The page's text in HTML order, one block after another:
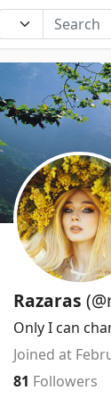
Razaras
Only I can
Joined at
81 Followers